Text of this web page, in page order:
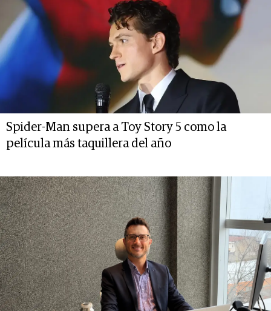
Spider-Man supera a Toy Story 5 como la
película más taquillera del año